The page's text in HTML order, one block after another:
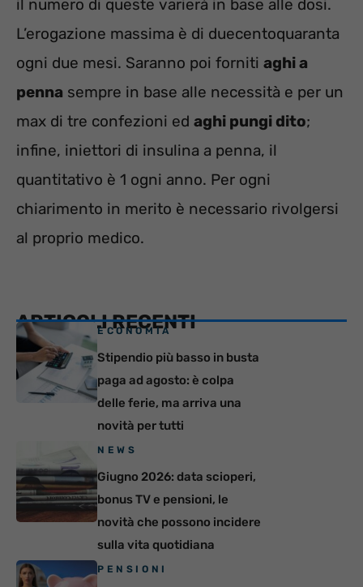
il numero di queste varierà in base alle dosi.
L’erogazione massima è di duecentoquaranta
ogni due mesi. Saranno poi forniti aghi a
penna sempre in base alle necessità e per un
max di tre confezioni ed aghi pungi dito;
infine, iniettori di insulina a penna, il
quantitativo è 1 ogni anno. Per ogni
chiarimento in merito è necessario rivolgersi
al proprio medico.
ARTICOLI RECENTI
ECONOMIA
Stipendio più basso in busta
paga ad agosto: è colpa
delle ferie, ma arriva una
novità per tutti
NEWS
Giugno 2026: data scioperi,
bonus TV e pensioni, le
novità che possono incidere
sulla vita quotidiana
PENSIONI